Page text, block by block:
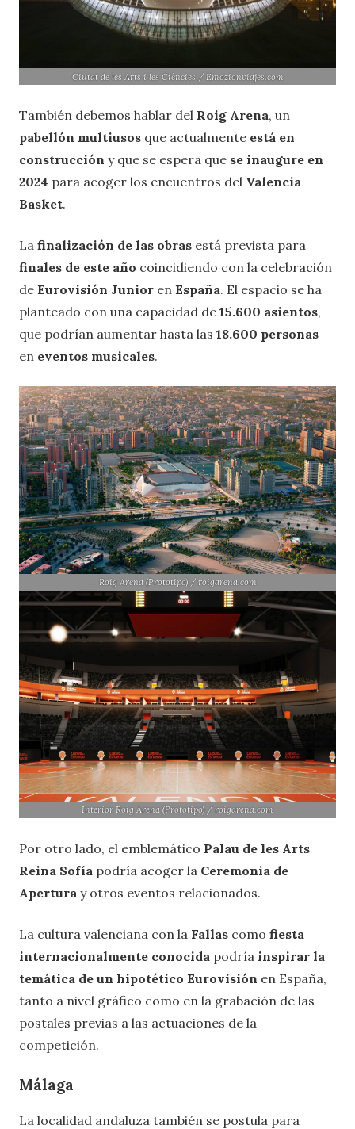
Ciutat de les Arts i les Ciències / Emozionviajes.com
También debemos hablar del Roig Arena, un
pabellón multiusos que actualmente está en
construcción y que se espera que se inaugure en
2024 para acoger los encuentros del Valencia
Basket.
La finalización de las obras está prevista para
finales de este año coincidiendo con la celebración
de Eurovisión Junior en España. El espacio se ha
planteado con una capacidad de 15.600 asientos,
que podrían aumentar hasta las 18.600 personas
en eventos musicales.
Roig Arena (Prototipo) / roigarena.com
Interior Roig Arena (Prototipo) / roigarena.com
Por otro lado, el emblemático Palau de les Arts
Reina Sofía podría acoger la Ceremonia de
Apertura y otros eventos relacionados.
La cultura valenciana con la Fallas como fiesta
internacionalmente conocida podría inspirar la
temática de un hipotético Eurovisión en España,
tanto a nivel gráfico como en la grabación de las
postales previas a las actuaciones de la
competición.
Málaga
La localidad andaluza también se postula para